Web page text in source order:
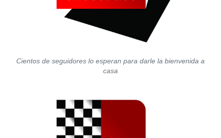
Cientos de seguidores lo esperan para darle la bienvenida a
casa